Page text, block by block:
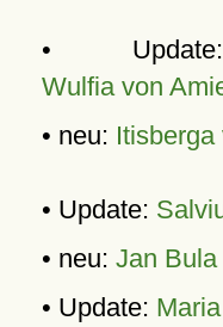
•
Wulfia von
• neu: Itisberga
• Update:
• neu: Jan
• Update: